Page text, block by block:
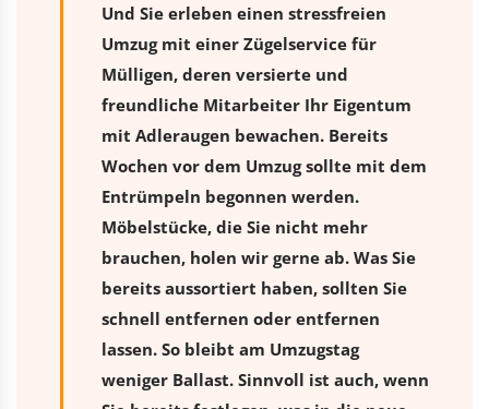
Und Sie erleben einen stressfreien
Umzugmit einer Zügelservice für
Mülligen, deren versierte und
freundliche Mitarbeiter Ihr Eigentum
mit Adleraugen bewachen. Bereits
Wochen vor dem Umzug sollte mit dem
Entrümpeln begonnen werden.
Möbelstücke, die Sie nicht mehr
brauchen, holen wir gerne ab. Was Sie
bereits aussortiert haben, sollten Sie
schnell entfernen oder entfernen
lassen. So bleibt am Umzugstag
weniger Ballast. Sinnvoll ist auch, wenn